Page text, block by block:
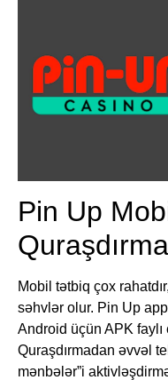
Pin Up
Mobil tətbiq çox
səhvlər olur. Pin Up
Android üçün APK
Quraşdırmadan əvvəl
mənbələr”i